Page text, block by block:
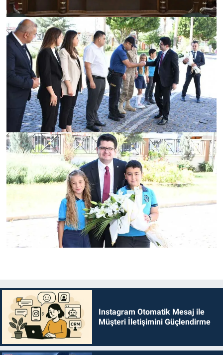
Instagram Otomatik Mesaj ile
Müşteri İletişimini Güçlendirme